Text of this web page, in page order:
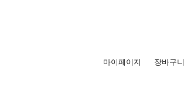
마이페이지 장바구니